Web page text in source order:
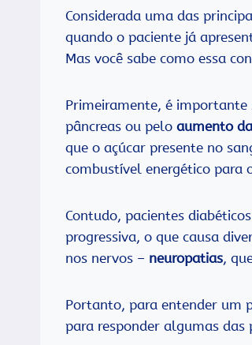
Considerada uma das
quando o paciente já
Mas você sabe como essa
Primeiramente, é importante
pâncreas ou pelo aumento
que o açúcar presente no
combustível energético para
Contudo, pacientes
progressiva, o que causa
nos nervos – neuropatias,
Portanto, para entender um
para responder algumas das